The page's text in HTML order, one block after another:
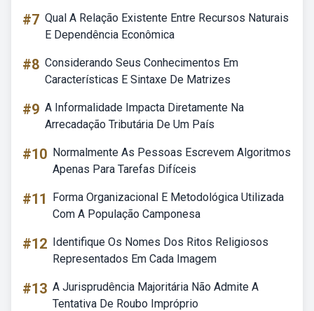
#7 Qual A Relação Existente Entre Recursos Naturais
E Dependência Econômica
#8 Considerando Seus Conhecimentos Em
Características E Sintaxe De Matrizes
#9 A Informalidade Impacta Diretamente Na
Arrecadação Tributária De Um País
#10 Normalmente As Pessoas Escrevem Algoritmos
Apenas Para Tarefas Difíceis
#11
Forma Organizacional E Metodológica Utilizada
Com A População Camponesa
#12 Identifique Os Nomes Dos Ritos Religiosos
Representados Em Cada Imagem
#13 A Jurisprudência Majoritária Não Admite A
Tentativa De Roubo Impróprio